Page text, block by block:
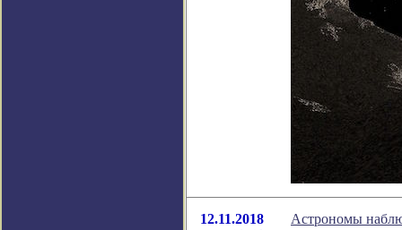
12.11.2018
Астрономы